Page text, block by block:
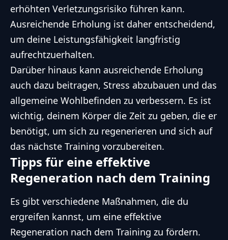
erhöhten Verletzungsrisiko führen kann.
Ausreichende Erholung ist daher entscheidend,
um deine Leistungsfähigkeit langfristig
aufrechtzuerhalten.
Darüber hinaus kann ausreichende Erholung
auch dazu beitragen, Stress abzubauen und das
allgemeine Wohlbefinden zu verbessern. Es ist
wichtig, deinem Körper die Zeit zu geben, die er
benötigt, um sich zu regenerieren und sich auf
das nächste Training vorzubereiten.
Tipps für eine effektive
Regeneration nach dem Training
Es gibt verschiedene Maßnahmen, die du
ergreifen kannst, um eine effektive
Regeneration nach dem Training zu fördern.